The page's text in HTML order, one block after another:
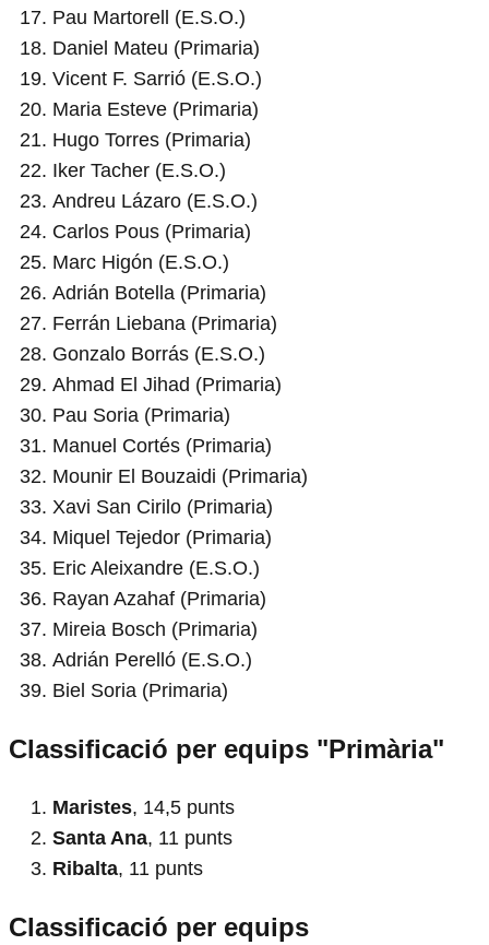
Pau Martorell (E.S.O.)
Daniel Mateu (Primaria)
Vicent F. Sarrió (E.S.O.)
Maria Esteve (Primaria)
Hugo Torres (Primaria)
Iker Tacher (E.S.O.)
Andreu Lázaro (E.S.O.)
Carlos Pous (Primaria)
Marc Higón (E.S.O.)
Adrián Botella (Primaria)
Ferrán Liebana (Primaria)
Gonzalo Borrás (E.S.O.)
Ahmad El Jihad (Primaria)
Pau Soria (Primaria)
Manuel Cortés (Primaria)
Mounir El Bouzaidi (Primaria)
Xavi San Cirilo (Primaria)
Miquel Tejedor (Primaria)
Eric Aleixandre (E.S.O.)
Rayan Azahaf (Primaria)
Mireia Bosch (Primaria)
Adrián Perelló (E.S.O.)
Biel Soria (Primaria)
Classificació per equips "Primària"
Maristes, 14,5 punts
Santa Ana, 11 punts
Ribalta, 11 punts
Classificació per equips